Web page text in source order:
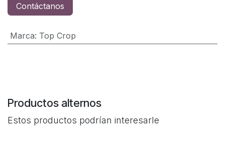
Contáctanos
Marca: Top Crop
Productos alternos
Estos productos podrían interesarle